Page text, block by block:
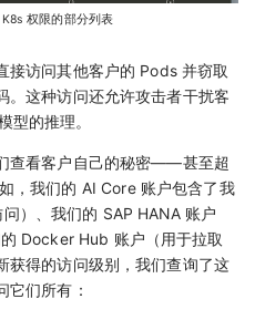
权限的部分列表
接访问其他客户的 Pods 并窃取
。这种访问还允许攻击者干扰客
型的推理。
查看客户自己的秘密——甚至超
，我们的 AI Core 账户包含了我
）、我们的 SAP HANA 账户
Docker Hub 账户（用于拉取
获得的访问级别，我们查询了这
它们所有：